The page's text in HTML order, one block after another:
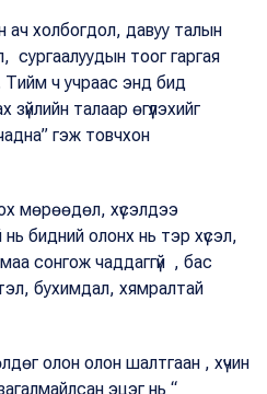
холбогдол, давуу талын
сургаалуудын тоог гаргая
Тийм ч учраас энд бид
талаар өгүүлэхийг
гэж товчхон
мөрөөдөл, хүсэлдээ
бидний олонх нь тэр хүсэл,
сонгож чаддаггүй , бас
бухимдал, хямралтай
олон олон шалтгаан , хүчин
эцэг нь “